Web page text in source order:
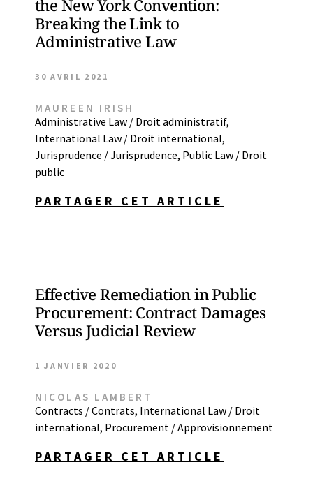
the New York Convention:
Breaking the Link to
Administrative Law
30 AVRIL 2021
MAUREEN IRISH
Administrative Law / Droit administratif,
International Law / Droit international,
Jurisprudence / Jurisprudence, Public Law / Droit
public
PARTAGER CET ARTICLE
Effective Remediation in Public
Procurement: Contract Damages
Versus Judicial Review
1 JANVIER 2020
NICOLAS LAMBERT
Contracts / Contrats, International Law / Droit
international, Procurement / Approvisionnement
PARTAGER CET ARTICLE